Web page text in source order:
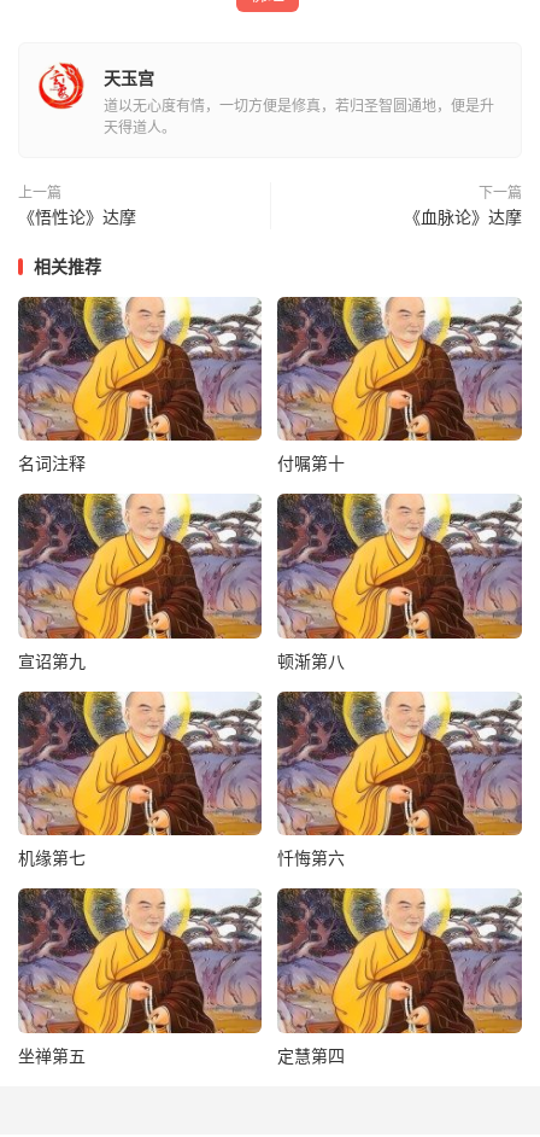
心，二者染心。此二种心法，亦自然本
来俱有；虽假缘合，互相因待。
乐善因，染体常思恶业。若不受所染，
乐。若堕染心，造业受其缠覆，则名之
为凡，沉沦三界，受种种苦。
何以故？由彼染心，障真如体故。十地
经云：‘众生身中有金刚佛性，犹如日
轮，体明圆满，广大无边；只为五阴重
云所覆，如瓶内灯光，不能显现。又涅
槃经云：一切众生悉有佛性，无明覆
故，不得解脱。佛性者，即觉性也。但
自觉觉他，觉知明了，则名解脱。故知
一切诸善，以觉为根；因其觉根，遂能
显现诸功德树。涅槃之果德，因此而
成。如是观心，可名为了。
问：上说真如佛性，一切功德，因觉为
根，未审无明之心，以何为根？
答：无明之心，虽有八万四千烦恼情
欲，及恒河沙众恶，皆因三毒以为根
本。其三毒者，贪嗔痴是也。此三毒
天玉宫
道以无心度有情，一切方便是修真，若归圣智圆通地，便是升
天得道人。
上一篇
《悟性论》达摩
下一篇
《血脉论》达摩
相关推荐
名词注释 付嘱第十
宣诏第九 顿渐第八
机缘第七 忏悔第六
坐禅第五 定慧第四